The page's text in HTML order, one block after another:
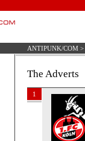
ANTIPUNK/COM >
The Adverts
1